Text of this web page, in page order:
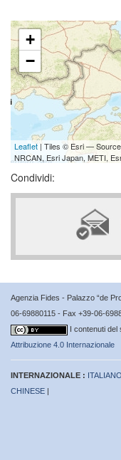
+
−
Leaflet | Tiles © Esri —
NRCAN, Esri Japan, METI,
Condividi:
Agenzia Fides - Palazzo “de
06-69880115 - Fax +39-06-
I contenuti del
Attribuzione 4.0 Internazionale
INTERNAZIONALE : ITALIANO
CHINESE |